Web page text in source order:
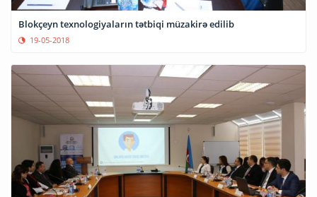
Blokçeyn texnologiyaların tətbiqi müzakirə edilib
19-05-2018